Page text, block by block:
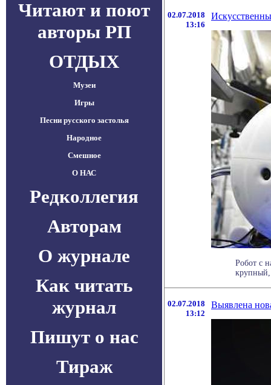
Читают и поют
авторы РП
ОТДЫХ
Музеи
Игры
Песни русского застолья
Народное
Смешное
О НАС
Редколлегия
Авторам
О журнале
Как читать
журнал
Пишут о нас
Тираж
02.07.2018
13:16
Робот с
крупный,
02.07.2018
13:12
Выявлена